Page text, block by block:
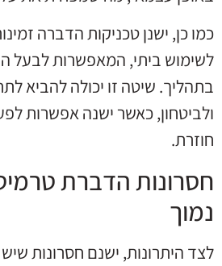
כמו כן, ישנן טכניקות הדברה
לשימוש ביתי, המאפשרות לבעל
בתהליך. שיטה זו יכולה להביא
ולביטחון, כאשר ישנה אפשרות
חוזרת.
חסרונות הדברת
נמוך
לצד היתרונות, ישנם חסרונות